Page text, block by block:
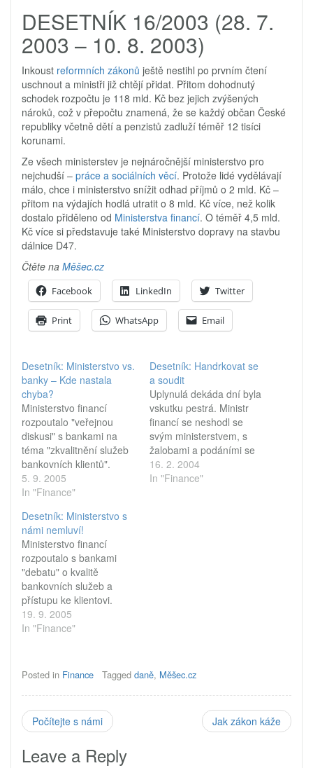
DESETNÍK 16/2003 (28. 7.
2003 – 10. 8. 2003)
Inkoust reformních zákonů ještě nestihl po prvním čtení
uschnout a ministři již chtějí přidat. Přitom dohodnutý
schodek rozpočtu je 118 mld. Kč bez jejich zvýšených
nároků, což v přepočtu znamená, že se každý občan České
republiky včetně dětí a penzistů zadluží téměř 12 tisíci
korunami.
Ze všech ministerstev je nejnáročnější ministerstvo pro
nejchudší – práce a sociálních věcí. Protože lidé vydělávají
málo, chce i ministerstvo snížit odhad příjmů o 2 mld. Kč –
přitom na výdajích hodlá utratit o 8 mld. Kč více, než kolik
dostalo přiděleno od Ministerstva financí. O téměř 4,5 mld.
Kč více si představuje také Ministerstvo dopravy na stavbu
dálnice D47.
Čtěte na Měšec.cz
Facebook LinkedIn Twitter
Print WhatsApp Email
Desetník: Ministerstvo vs.
banky – Kde nastala
chyba?
Ministerstvo financí
rozpoutalo "veřejnou
diskusi" s bankami na
téma "zkvalitnění služeb
bankovních klientů".
Diskuse rozpoutala řadu
vášní a rozporuplné
další odborné veřejnosti.
Může přispět svému cíli,
nebo je to jen součást
předvolebního boje?
DESETNÍK 64/2005 (21.
8. 2005 - 4. 9. 2005)
Ministerstvo vs. banky…
5. 9. 2005
In "Finance"
Desetník: Handrkovat se
a soudit
Uplynulá dekáda dní byla
vskutku pestrá. Ministr
financí se neshodl se
svým ministerstvem, s
žalobami a podáními se
roztrhl pytel. Stavební
spořitelny a jejich
16. 2. 2004
In "Finance"
Desetník: Ministerstvo s
námi nemluví!
Ministerstvo financí
rozpoutalo s bankami
"debatu" o kvalitě
bankovních služeb a
přístupu ke klientovi.
Banky na to ale mají jiný
názor: "Ministerstvo s
ministerstva a jak by si ji
představovaly banky? A
víte, proč se Afričané
více smějí? DESETNÍK
65/2005 (5. 9. 2005 -…
19. 9. 2005
In "Finance"
Posted in Finance Tagged daně, Měšec.cz
Počítejte s námi Jak zákon káže
Leave a Reply